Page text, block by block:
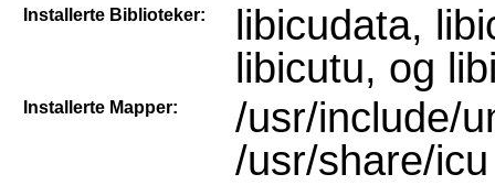
Installerte Biblioteker:
libicudata,
libicutu, og
Installerte Mapper:
/usr/include/
/usr/share/icu